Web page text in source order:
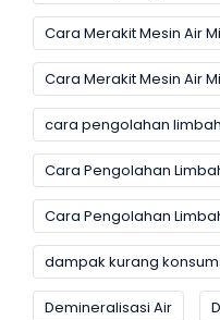
Cara Merakit Mesin Air
Cara Merakit Mesin Air
cara pengolahan
Cara Pengolahan
Cara Pengolahan
dampak kurang
Demineralisasi Air